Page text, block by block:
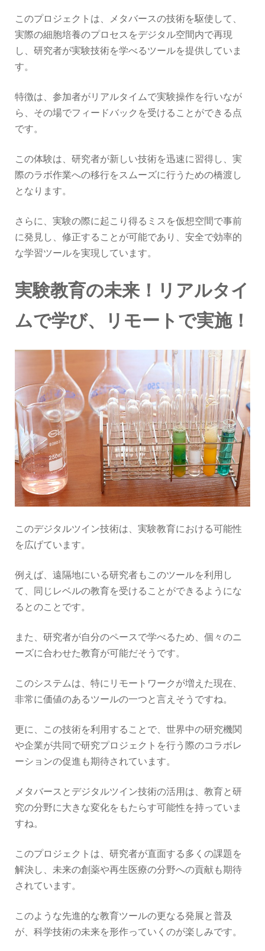
このプロジェクトは、メタバースの技術を駆使して、
実際の細胞培養のプロセスをデジタル空間内で再現
し、研究者が実験技術を学べるツールを提供していま
す。
特徴は、参加者がリアルタイムで実験操作を行いなが
ら、その場でフィードバックを受けることができる点
です。
この体験は、研究者が新しい技術を迅速に習得し、実
際のラボ作業への移行をスムーズに行うための橋渡し
となります。
さらに、実験の際に起こり得るミスを仮想空間で事前
に発見し、修正することが可能であり、安全で効率的
な学習ツールを実現しています。
実験教育の未来！リアルタイ
ムで学び、リモートで実施！
このデジタルツイン技術は、実験教育における可能性
を広げています。
例えば、遠隔地にいる研究者もこのツールを利用し
て、同じレベルの教育を受けることができるようにな
るとのことです。
また、研究者が自分のペースで学べるため、個々のニ
ーズに合わせた教育が可能だそうです。
このシステムは、特にリモートワークが増えた現在、
非常に価値のあるツールの一つと言えそうですね。
更に、この技術を利用することで、世界中の研究機関
や企業が共同で研究プロジェクトを行う際のコラボレ
ーションの促進も期待されています。
メタバースとデジタルツイン技術の活用は、教育と研
究の分野に大きな変化をもたらす可能性を持っていま
すね。
このプロジェクトは、研究者が直面する多くの課題を
解決し、未来の創薬や再生医療の分野への貢献も期待
されています。
このような先進的な教育ツールの更なる発展と普及
が、科学技術の未来を形作っていくのが楽しみです。